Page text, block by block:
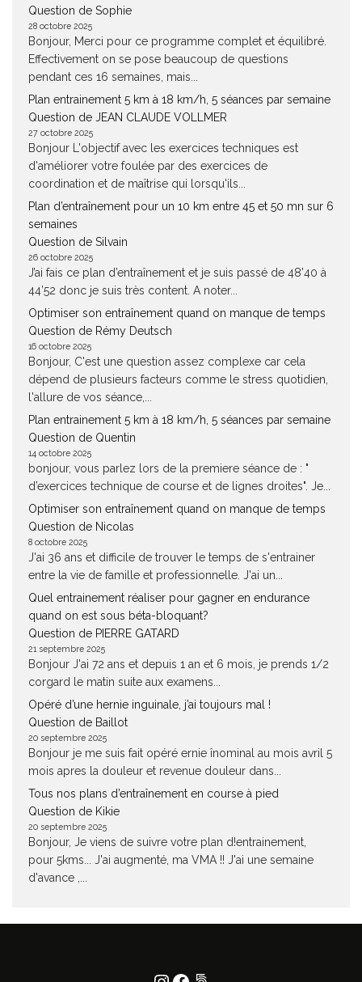
Question de Sophie
28 octobre 2025
Bonjour, Merci pour ce programme complet et équilibré.
Effectivement on se pose beaucoup de questions
pendant ces 16 semaines, mais...
Plan entrainement 5 km à 18 km/h, 5 séances par semaine
Question de JEAN CLAUDE VOLLMER
27 octobre 2025
Bonjour L'objectif avec les exercices techniques est
d'améliorer votre foulée par des exercices de
coordination et de maîtrise qui lorsqu'ils...
Plan d’entraînement pour un 10 km entre 45 et 50 mn sur 6
semaines
Question de Silvain
26 octobre 2025
J’ai fais ce plan d’entraînement et je suis passé de 48’40 à
44’52 donc je suis très content. A noter...
Optimiser son entraînement quand on manque de temps
Question de Rémy Deutsch
16 octobre 2025
Bonjour, C'est une question assez complexe car cela
dépend de plusieurs facteurs comme le stress quotidien,
l'allure de vos séance,...
Plan entrainement 5 km à 18 km/h, 5 séances par semaine
Question de Quentin
14 octobre 2025
bonjour, vous parlez lors de la premiere séance de : "
d’exercices technique de course et de lignes droites". Je...
Optimiser son entraînement quand on manque de temps
Question de Nicolas
8 octobre 2025
J'ai 36 ans et difficile de trouver le temps de s'entrainer
entre la vie de famille et professionnelle. J'ai un...
Quel entrainement réaliser pour gagner en endurance
quand on est sous béta-bloquant?
Question de PIERRE GATARD
21 septembre 2025
Bonjour J'ai 72 ans et depuis 1 an et 6 mois, je prends 1/2
corgard le matin suite aux examens...
Opéré d’une hernie inguinale, j’ai toujours mal !
Question de Baillot
20 septembre 2025
Bonjour je me suis fait opéré ernie înominal au mois avril 5
mois apres la douleur et revenue douleur dans...
Tous nos plans d’entraînement en course à pied
Question de Kikie
20 septembre 2025
Bonjour, Je viens de suivre votre plan d!entrainement,
pour 5kms... J'ai augmenté, ma VMA !! J'ai une semaine
d'avance ,...